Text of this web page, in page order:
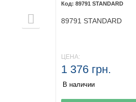
89791 STANDARD
89791 STANDARD
ЦЕНА:
1 376 грн.
В наличии